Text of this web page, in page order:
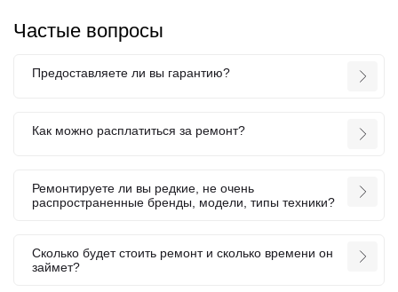
Частые вопросы
Предоставляете ли вы гарантию?
Как можно расплатиться за ремонт?
Ремонтируете ли вы редкие, не очень
распространенные бренды, модели, типы техники?
Сколько будет стоить ремонт и сколько времени он
займет?